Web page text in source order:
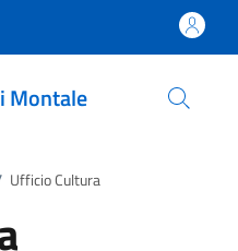
Montale
Ufficio Cultura